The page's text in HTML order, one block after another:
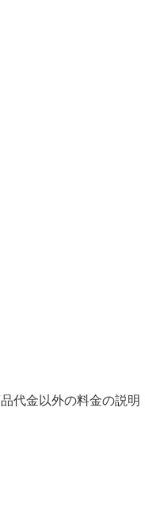
代金以外の料金の説明